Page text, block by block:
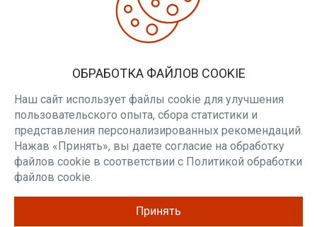
Личный кабинет
Вакансии
Будьте в курсе наших акций и новостей
ПОДПИСАТЬСЯ
ОБРАБОТКА ФАЙЛОВ COOKIE
Наш сайт использует файлы cookie для улучшения
пользовательского опыта, сбора статистики и
представления персонализированных рекомендаций.
Нажав «Принять», вы даете согласие на обработку
файлов cookie в соответствии с Политикой обработки
файлов cookie.
Принять